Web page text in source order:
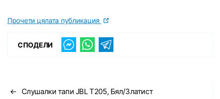
Прочети цялата публикация
СПОДЕЛИ
← Слушалки тапи JBL T205, Бял/Златист